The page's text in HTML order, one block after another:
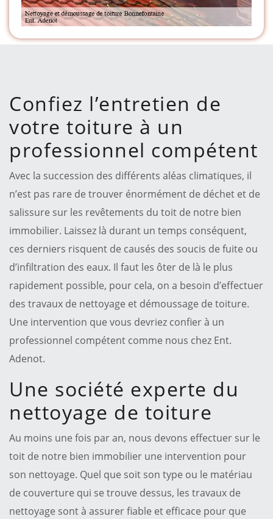
Confiez l’entretien de
votre toiture à un
professionnel compétent
Avec la succession des différents aléas climatiques, il
n’est pas rare de trouver énormément de déchet et de
salissure sur les revêtements du toit de notre bien
immobilier. Laissez là durant un temps conséquent,
ces derniers risquent de causés des soucis de fuite ou
d’infiltration des eaux. Il faut les ôter de là le plus
rapidement possible, pour cela, on a besoin d’effectuer
des travaux de nettoyage et démoussage de toiture.
Une intervention que vous devriez confier à un
professionnel compétent comme nous chez Ent.
Adenot.
Une société experte du
nettoyage de toiture
Au moins une fois par an, nous devons effectuer sur le
toit de notre bien immobilier une intervention pour
son nettoyage. Quel que soit son type ou le matériau
de couverture qui se trouve dessus, les travaux de
nettoyage sont à assurer fiable et efficace pour que